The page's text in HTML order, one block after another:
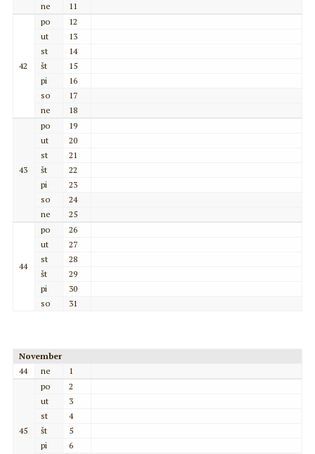
ne
11
42
po
12
ut
13
st
14
št
15
pi
16
so
17
ne
18
43
po
19
ut
20
st
21
št
22
pi
23
so
24
ne
25
44
po
26
ut
27
st
28
št
29
pi
30
so
31
November
44
ne 1
45
po
2
ut
3
st
4
št
5
pi
6